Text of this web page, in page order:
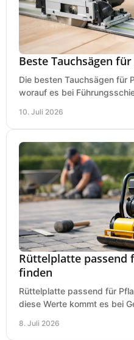
Beste Tauchsägen
Die besten Tauchsägen für
worauf es bei
10. Juli 2026
Rüttelplatte passend
finden
Rüttelplatte passend für
diese Werte kommt es bei
8. Juli 2026